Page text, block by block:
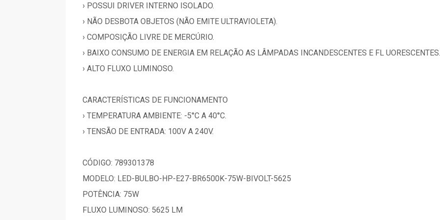
› POSSUI DRIVER INTERNO ISOLADO.
› NÃO DESBOTA OBJETOS (NÃO EMITE ULTRAVIOLETA).
› COMPOSIÇÃO LIVRE DE MERCÚRIO.
› BAIXO CONSUMO DE ENERGIA EM RELAÇÃO AS LÂMPADAS INCANDESCENTES E FL UORESCENTES.
› ALTO FLUXO LUMINOSO.
CARACTERÍSTICAS DE FUNCIONAMENTO
› TEMPERATURA AMBIENTE: -5°C A 40°C.
› TENSÃO DE ENTRADA: 100V A 240V.
CÓDIGO: 789301378
MODELO: LED-BULBO-HP-E27-BR6500K-75W-BIVOLT-5625
POTÊNCIA: 75W
FLUXO LUMINOSO: 5625 LM